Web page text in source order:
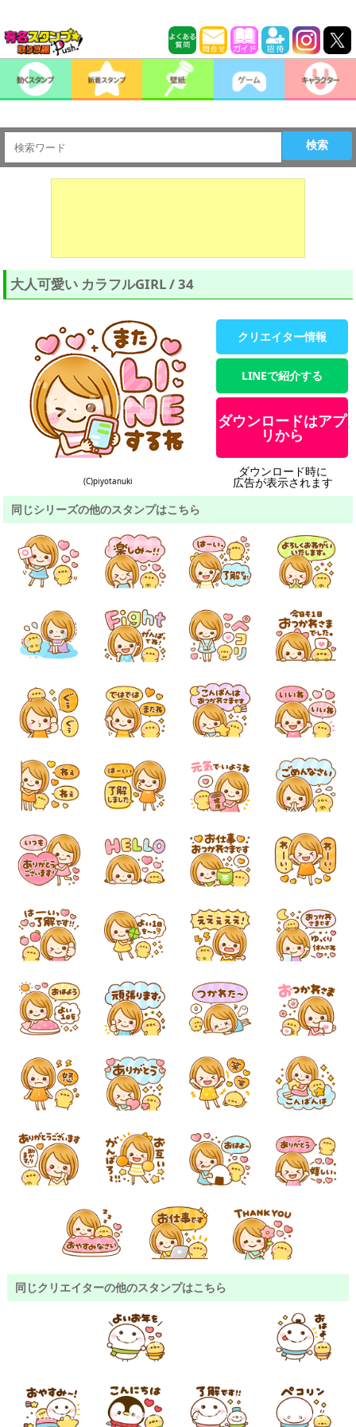
検索
大人可愛い カラフルGIRL / 34
(C)piyotanuki
クリエイター情報
LINEで紹介する
ダウンロードはアプ
リから
ダウンロード時に
広告が表示されます
同じシリーズの他のスタンプはこちら
同じクリエイターの他のスタンプはこちら